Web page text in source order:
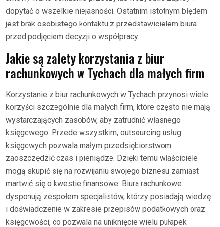
dopytać o wszelkie niejasności. Ostatnim istotnym błędem
jest brak osobistego kontaktu z przedstawicielem biura
przed podjęciem decyzji o współpracy.
Jakie są zalety korzystania z biur
rachunkowych w Tychach dla małych firm
Korzystanie z biur rachunkowych w Tychach przynosi wiele
korzyści szczególnie dla małych firm, które często nie mają
wystarczających zasobów, aby zatrudnić własnego
księgowego. Przede wszystkim, outsourcing usług
księgowych pozwala małym przedsiębiorstwom
zaoszczędzić czas i pieniądze. Dzięki temu właściciele
mogą skupić się na rozwijaniu swojego biznesu zamiast
martwić się o kwestie finansowe. Biura rachunkowe
dysponują zespołem specjalistów, którzy posiadają wiedzę
i doświadczenie w zakresie przepisów podatkowych oraz
księgowości, co pozwala na uniknięcie wielu pułapek